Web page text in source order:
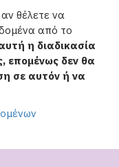
θέλετε να
από το
η διαδικασία
επομένως δεν θα
σε αυτόν ή να